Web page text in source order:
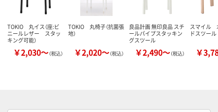
TOKIO 丸イス（座:ビ
ニールレザー スタッ
キング可能）
￥2,030～（税込）
TOKIO 丸椅子（抗菌張
地）
￥2,020～（税込）
良品計画 無印良品 スチ
ールパイプスタッキン
グスツール
￥2,490～（税込）
スマイル
ドスツール
￥